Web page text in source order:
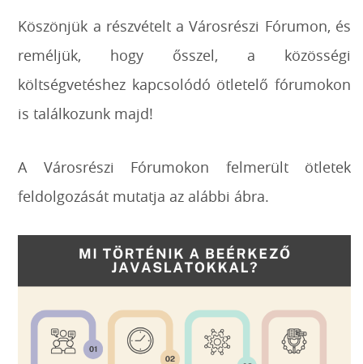
Köszönjük a részvételt a Városrészi Fórumon, és
reméljük, hogy ősszel, a közösségi
költségvetéshez kapcsolódó ötletelő fórumokon
is találkozunk majd!
A Városrészi Fórumokon felmerült ötletek
feldolgozását mutatja az alábbi ábra.